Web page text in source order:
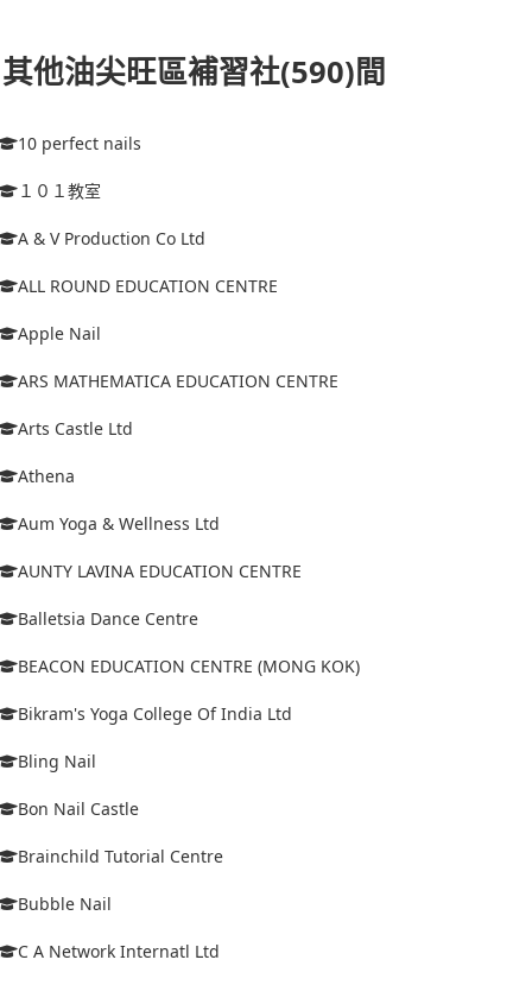
其他油尖旺區補習社(590)間
10 perfect nails
１０１教室
A & V Production Co Ltd
ALL ROUND EDUCATION CENTRE
Apple Nail
ARS MATHEMATICA EDUCATION CENTRE
Arts Castle Ltd
Athena
Aum Yoga & Wellness Ltd
AUNTY LAVINA EDUCATION CENTRE
Balletsia Dance Centre
BEACON EDUCATION CENTRE (MONG KOK)
Bikram's Yoga College Of India Ltd
Bling Nail
Bon Nail Castle
Brainchild Tutorial Centre
Bubble Nail
C A Network Internatl Ltd